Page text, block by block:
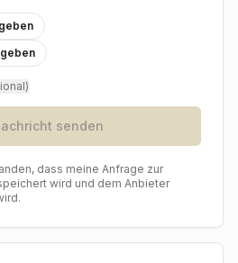
perfekt einfängt und für
also in Köln und Umgebung
Erinnerung an Ihre
der ideale Partner, um
für die Ewigkeit
senden
dass meine Anfrage zur
wird und dem Anbieter